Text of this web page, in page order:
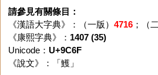
請參見有關條目：
《漢語大字典》：（一版） 4716；（二
《康熙字典》： 1407 (35)
Unicode： U+9C6F
《說文》：「 鱯 」